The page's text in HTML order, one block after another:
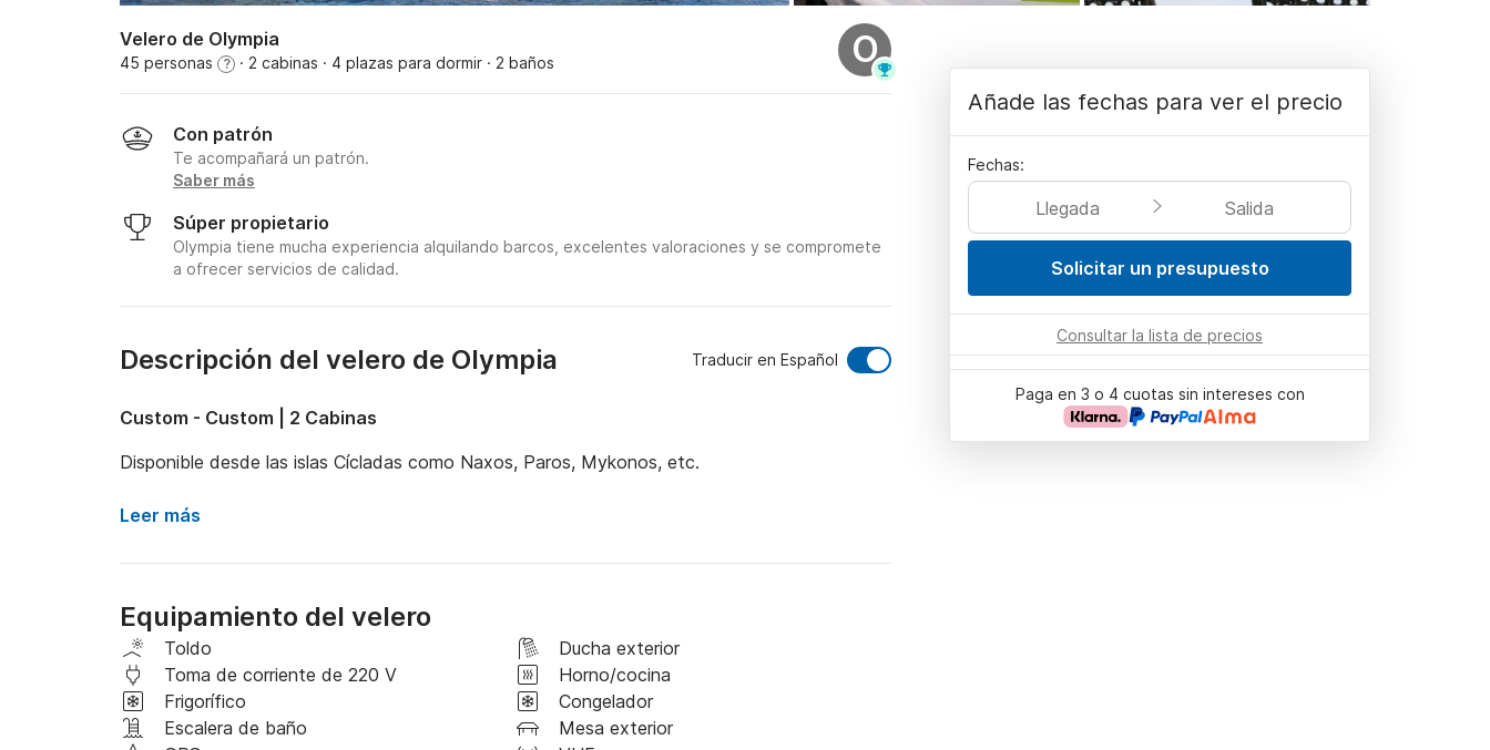
Velero de Olympia
45 personas ? · 2 cabinas · 4 plazas para dormir · 2 baños O
Con patrón
Te acompañará un patrón.
Saber más
Súper propietario
Olympia tiene mucha experiencia alquilando barcos, excelentes valoraciones y se compromete
a ofrecer servicios de calidad.
Descripción del velero de Olympia Traducir en Español
Custom - Custom | 2 Cabinas
Disponible desde las islas Cícladas como Naxos, Paros, Mykonos, etc.
Leer más
Equipamiento del velero
Toldo
Ducha exterior
Toma de corriente de 220 V
Horno/cocina
Frigorífico
Congelador
Escalera de baño
Mesa exterior
Añade las fechas para ver el precio
Fechas:
Llegada Salida
Solicitar un presupuesto
Consultar la lista de precios
Paga en 3 o 4 cuotas sin intereses con